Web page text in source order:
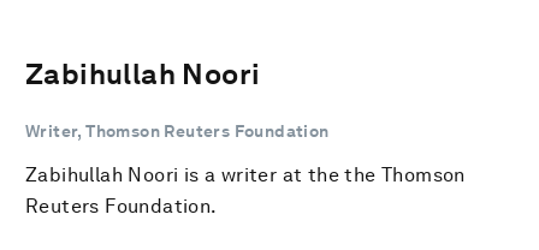
Zabihullah Noori
Writer, Thomson Reuters Foundation
Zabihullah Noori is a writer at the the Thomson
Reuters Foundation.